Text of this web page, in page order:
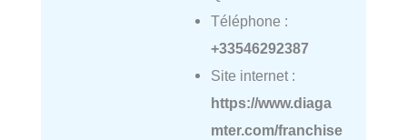
Téléphone :
+33546292387
Site internet :
https://www.diaga
mter.com/franchise